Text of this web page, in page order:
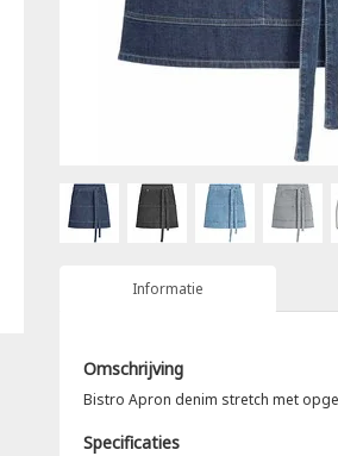
Informatie
Omschrijving
Bistro Apron denim stretch met
Specificaties